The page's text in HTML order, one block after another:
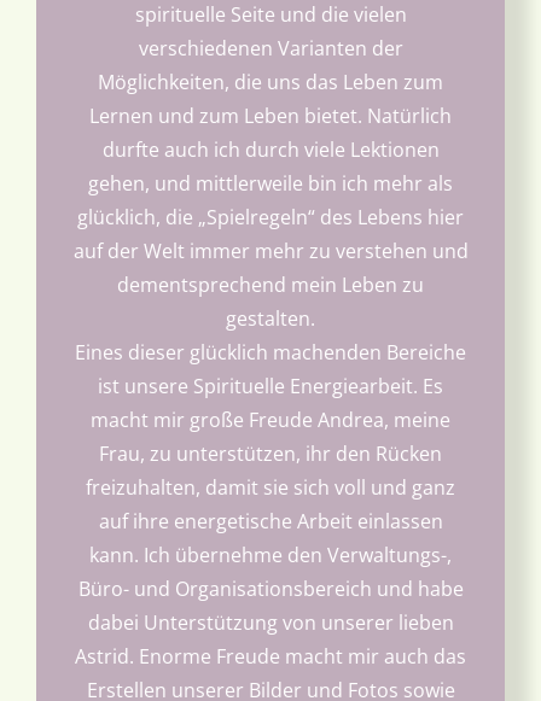
spirituelle Seite und die vielen
verschiedenen Varianten der
Möglichkeiten, die uns das Leben zum
Lernen und zum Leben bietet. Natürlich
durfte auch ich durch viele Lektionen
gehen, und mittlerweile bin ich mehr als
glücklich, die „Spielregeln“ des Lebens hier
auf der Welt immer mehr zu verstehen und
dementsprechend mein Leben zu
gestalten.
Eines dieser glücklich machenden Bereiche
ist unsere Spirituelle Energiearbeit. Es
macht mir große Freude Andrea, meine
Frau, zu unterstützen, ihr den Rücken
freizuhalten, damit sie sich voll und ganz
auf ihre energetische Arbeit einlassen
kann. Ich übernehme den Verwaltungs-,
Büro- und Organisationsbereich und habe
dabei Unterstützung von unserer lieben
Astrid. Enorme Freude macht mir auch das
Erstellen unserer Bilder und Fotos sowie